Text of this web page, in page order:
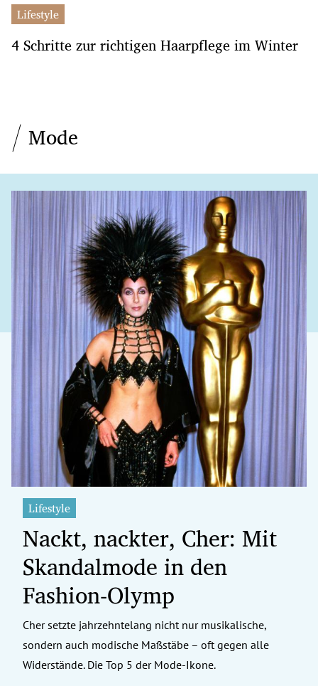
Lifestyle
4 Schritte zur richtigen Haarpflege im Winter
Mode
Lifestyle
Nackt, nackter, Cher: Mit
Skandalmode in den
Fashion-Olymp
Cher setzte jahrzehntelang nicht nur musikalische,
sondern auch modische Maßstäbe – oft gegen alle
Widerstände. Die Top 5 der Mode-Ikone.